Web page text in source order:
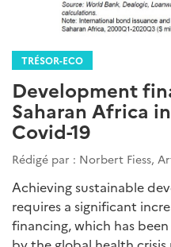
TRÉSOR-ECO
Development
Saharan Africa
Covid-19
Rédigé par : Norbert Fiess,
Achieving sustainable
requires a significant
financing, which has